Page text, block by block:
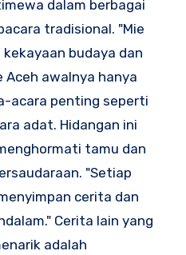
dalam berbagai
tradisional. "Mie
budaya dan
Aceh awalnya hanya
acara penting seperti
adat. Hidangan ini
tamu dan
"Setiap
cerita dan
Cerita lain yang
adalah